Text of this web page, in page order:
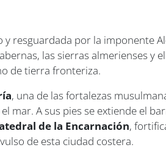
resguardada por la imponente
las sierras almerienses y el
de tierra fronteriza.
, una de las fortalezas
A sus pies se extiende el
de la Encarnación,
de esta ciudad costera.